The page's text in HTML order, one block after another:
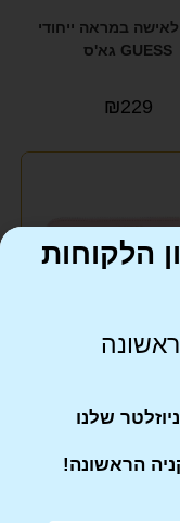
במראה ייחודי
GUESS גא'ס
₪229
GUESS גא'ס
הלקוחות
שלנו